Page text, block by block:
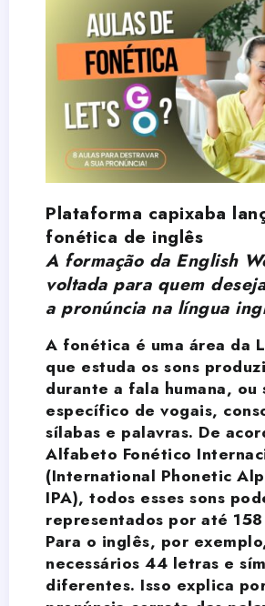
Plataforma capixaba
fonética de inglês
A formação da English
voltada para quem
a pronúncia na língua
A fonética é uma área da
que estuda os sons
durante a fala humana, ou
específico de vogais,
sílabas e palavras. De
Alfabeto Fonético
(International Phonetic
IPA), todos esses sons
representados por até
Para o inglês, por
necessários 44 letras e
diferentes. Isso explica